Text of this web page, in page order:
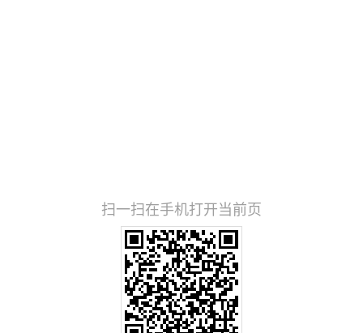
扫一扫在手机打开当前页